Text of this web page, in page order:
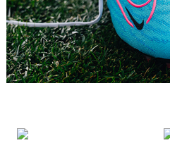
i
varje
beröring.
Perfekta
för
spelare